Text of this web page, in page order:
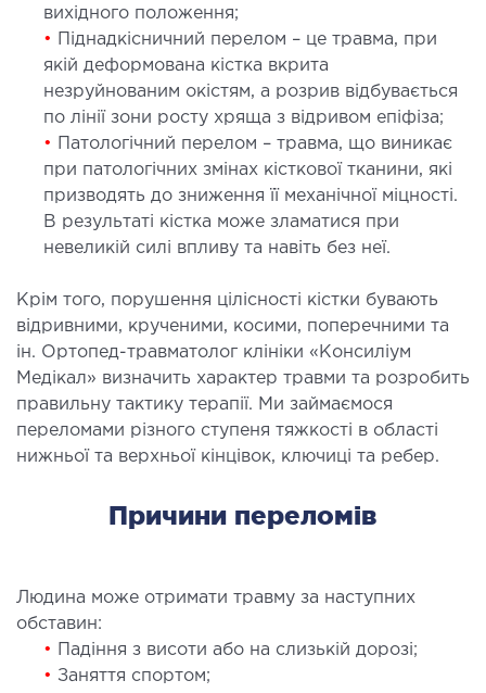
інтенсивної терапії
стаціонар
транспортування у Києві та області
хворих)
допомога в Києві
судин
(ЕКГ)
(МРТ)
залоз з імплантами і без
вихідного положення;
•
Піднадкісничний перелом – це травма, при
якій деформована кістка вкрита
незруйнованим окістям, а розрив відбувається
по лінії зони росту хряща з відривом епіфіза;
•
Патологічний перелом – травма, що виникає
при патологічних змінах кісткової тканини, які
призводять до зниження її механічної міцності.
В результаті кістка може зламатися при
невеликій силі впливу та навіть без неї.
Крім того, порушення цілісності кістки бувають
відривними, крученими, косими, поперечними та
ін. Ортопед-травматолог клініки «Консиліум
Медікал» визначить характер травми та розробить
правильну тактику терапії. Ми займаємося
переломами різного ступеня тяжкості в області
нижньої та верхньої кінцівок, ключиці та ребер.
Причини переломів
Людина може отримати травму за наступних
обставин:
•
Падіння з висоти або на слизькій дорозі;
• Заняття спортом;